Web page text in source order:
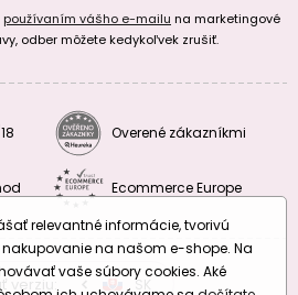
používaním vášho e-mailu na marketingové
odber môžete kedykoľvek zrušiť.
Overené zákazníkmi
Ecommerce Europe
verziu: CZSK
relevantné informácie, tvorivú
na našom e-shope. Na
vaše súbory cookies. Aké